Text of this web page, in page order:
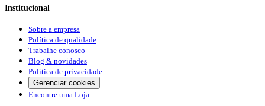
Institucional
Sobre a empresa
Política de qualidade
Trabalhe conosco
Blog & novidades
Política de privacidade
Gerenciar cookies
Encontre uma Loja